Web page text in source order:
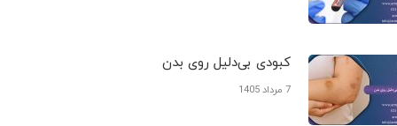
کبودی‌ بی‌دلیل روی بدن
7 مرداد 1405